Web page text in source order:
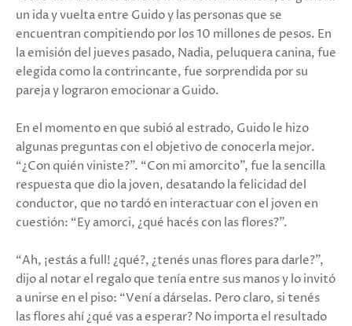
un ida y vuelta entre Guido y las personas que se
encuentran compitiendo por los 10 millones de pesos. En
la emisión del jueves pasado, Nadia, peluquera canina, fue
elegida como la contrincante, fue sorprendida por su
pareja y lograron emocionar a Guido.
En el momento en que subió al estrado, Guido le hizo
algunas preguntas con el objetivo de conocerla mejor.
“¿Con quién viniste?”. “Con mi amorcito”, fue la sencilla
respuesta que dio la joven, desatando la felicidad del
conductor, que no tardó en interactuar con el joven en
cuestión: “Ey amorci, ¿qué hacés con las flores?”.
“Ah, ¡estás a full! ¿qué?, ¿tenés unas flores para darle?”,
dijo al notar el regalo que tenía entre sus manos y lo invitó
a unirse en el piso: “Vení a dárselas. Pero claro, si tenés
las flores ahí ¿qué vas a esperar? No importa el resultado